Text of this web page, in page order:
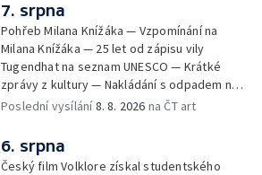
7. srpna
Pohřeb Milana Knížáka — Vzpomínání na
Milana Knížáka — 25 let od zápisu vily
Tugendhat na seznam UNESCO — Krátké
zprávy z kultury — Nakládání s odpadem na
festivalu Brutal Assault — Koncert Marka
Poslední vysílání8. 8. 2026 na ČT art
6. srpna
Český film Volklore získal studentského